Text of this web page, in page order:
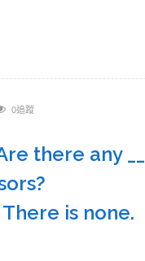
0追蹤
there any
There is none.